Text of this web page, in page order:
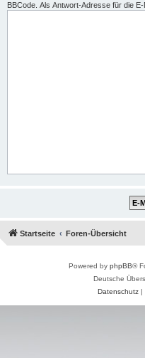
BBCode. Als Antwort-Adresse für die
Startseite Foren-Übersicht
Powered by phpBB®
Deutsche
Datenschutz|